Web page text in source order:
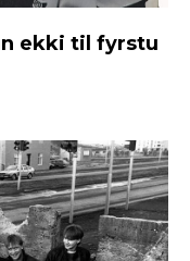
ekki til fyrstu